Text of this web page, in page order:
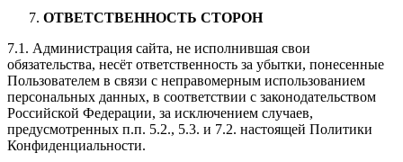
ОТВЕТСТВЕННОСТЬ СТОРОН
7.1. Администрация сайта, не исполнившая свои
обязательства, несёт ответственность за убытки, понесенные
Пользователем в связи с неправомерным использованием
персональных данных, в соответствии с законодательством
Российской Федерации, за исключением случаев,
предусмотренных п.п. 5.2., 5.3. и 7.2. настоящей Политики
Конфиденциальности.